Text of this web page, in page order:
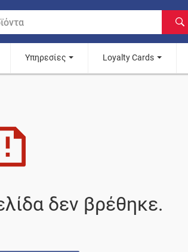
Υπηρεσίες Loyalty Cards
δεν βρέθηκε.